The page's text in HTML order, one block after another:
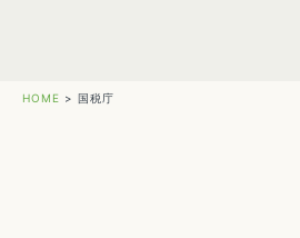
HOME > 国税庁